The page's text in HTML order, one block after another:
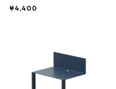
AKU Timeless 100パーセント ス
¥4,400